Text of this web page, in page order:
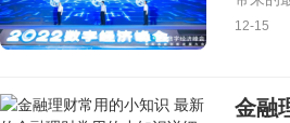
12-15
金融